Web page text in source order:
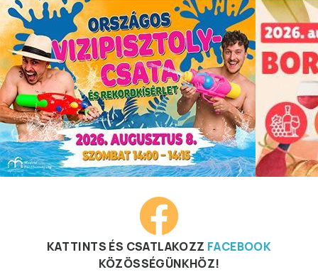
KATTINTS ÉS CSATLAKOZZ FACEBOOK
KÖZÖSSÉGÜNKHÖZ!